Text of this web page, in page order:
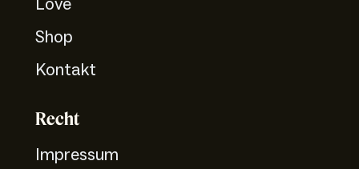
Love
Shop
Kontakt
Recht
Impressum